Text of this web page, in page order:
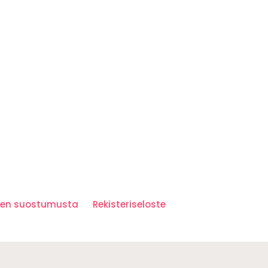
suostumusta Rekisteriseloste